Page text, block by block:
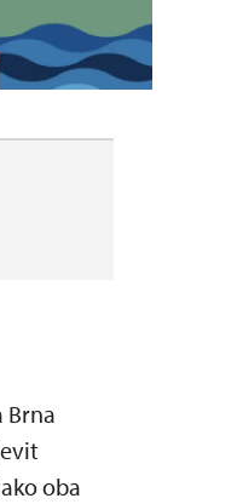
Brna
oba